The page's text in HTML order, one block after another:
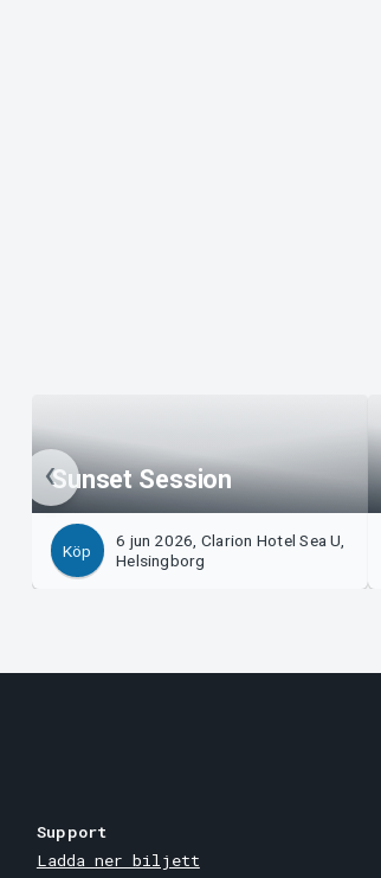
Sunset Session
Köp
6 jun 2026, Clarion Hotel Sea U,
Helsingborg
Support
Ladda ner biljett